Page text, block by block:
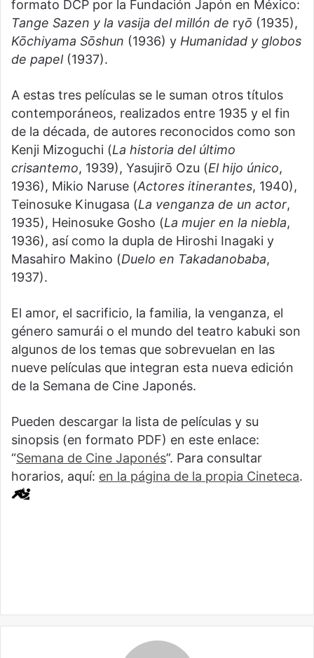
formato DCP por la Fundación Japón en México:
Tange Sazen y la vasija del millón de ryō (1935),
Kōchiyama Sōshun (1936) y Humanidad y globos
de papel (1937).
A estas tres películas se le suman otros títulos
contemporáneos, realizados entre 1935 y el fin
de la década, de autores reconocidos como son
Kenji Mizoguchi (La historia del último
crisantemo, 1939), Yasujirō Ozu (El hijo único,
1936), Mikio Naruse (Actores itinerantes, 1940),
Teinosuke Kinugasa (La venganza de un actor,
1935), Heinosuke Gosho (La mujer en la niebla,
1936), así como la dupla de Hiroshi Inagaki y
Masahiro Makino (Duelo en Takadanobaba,
1937).
El amor, el sacrificio, la familia, la venganza, el
género samurái o el mundo del teatro kabuki son
algunos de los temas que sobrevuelan en las
nueve películas que integran esta nueva edición
de la Semana de Cine Japonés.
Pueden descargar la lista de películas y su
sinopsis (en formato PDF) en este enlace:
“Semana de Cine Japonés”. Para consultar
horarios, aquí: en la página de la propia Cineteca.